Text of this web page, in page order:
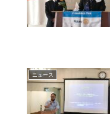
ニュース